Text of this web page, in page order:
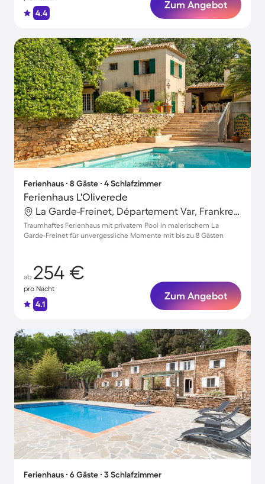
4.4
Zum Angebot
Ferienhaus ∙ 8 Gäste ∙ 4 Schlafzimmer
Ferienhaus L'Oliverede
La Garde-Freinet, Département Var, Frankreich
Traumhaftes Ferienhaus mit privatem Pool in malerischem La
Garde-Freinet für unvergessliche Momente mit bis zu 8 Gästen
ab 254 €
pro Nacht
4.1
Zum Angebot
Ferienhaus ∙ 6 Gäste ∙ 3 Schlafzimmer